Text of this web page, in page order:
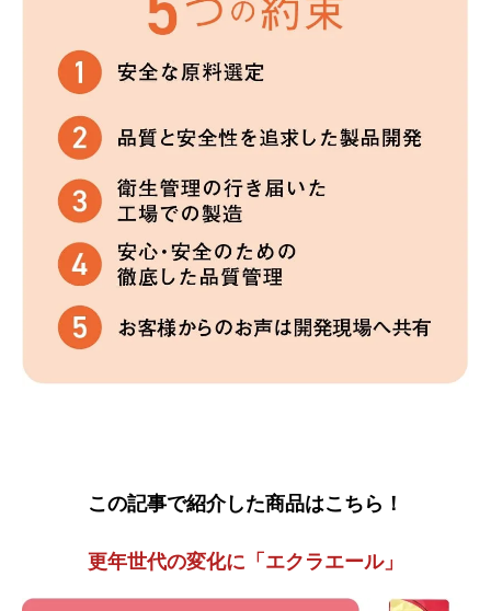
この記事で紹介した商品はこちら！
更年世代の変化に「エクラエール」